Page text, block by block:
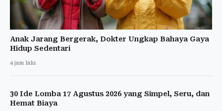
Anak Jarang Bergerak, Dokter Ungkap Bahaya Gaya
Hidup Sedentari
4 jam lalu
30 Ide Lomba 17 Agustus 2026 yang Simpel, Seru, dan
Hemat Biaya